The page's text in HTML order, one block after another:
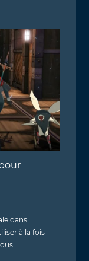
dans
à la fois